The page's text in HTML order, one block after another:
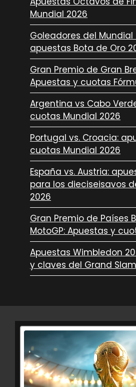
Mundial 2026
Goleadores del Mundial
apuestas Bota de Oro
Gran Premio de Gran
Apuestas y cuotas
Argentina vs Cabo
cuotas Mundial 2026
Portugal vs. Croacia:
cuotas Mundial 2026
España vs. Austria:
para los dieciseisavos
2026
Gran Premio de Países
MotoGP: Apuestas y
Apuestas Wimbledon
y claves del Grand